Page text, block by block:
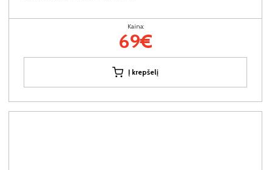
Kaina:
69€
Į krepšelį